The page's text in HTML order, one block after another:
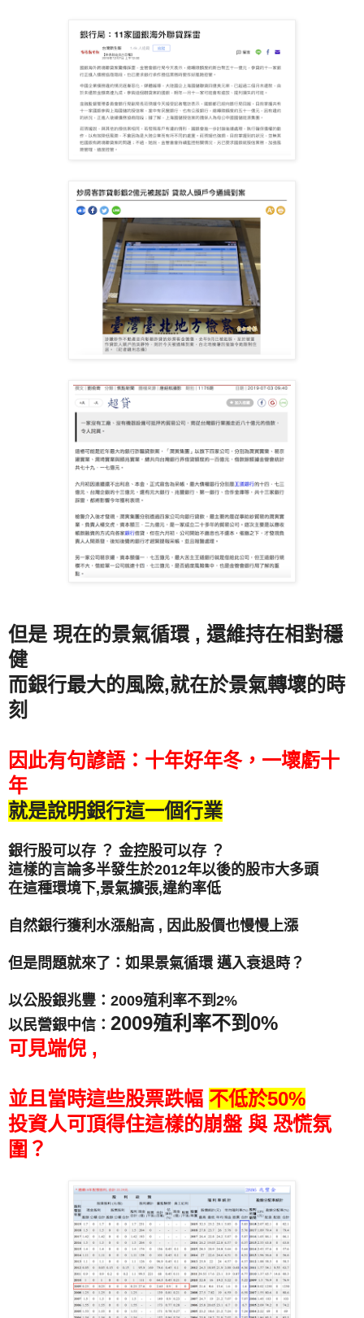
但是 現在的景氣循環 , 還維持在相對穩
健
而銀行最大的風險,就在於景氣轉壞的時
刻
因此有句諺語：十年好年冬，一壞虧十
年
就是說明銀行這一個行業
銀行股可以存 ？ 金控股可以存 ？
這樣的言論多半發生於2012年以後的股市大多頭
在這種環境下,景氣擴張,違約率低
自然銀行獲利水漲船高 , 因此股價也慢慢上漲
但是問題就來了：如果景氣循環 邁入衰退時？
以公股銀兆豐：2009殖利率不到2%
以民營銀中信： 2009殖利率不到0%
可見端倪 ,
並且當時這些股票跌幅 不低於50%
投資人可頂得住這樣的崩盤 與 恐慌氛
圍？